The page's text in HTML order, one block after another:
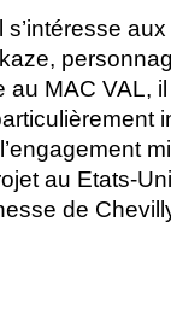
au MAC VAL,
au Etats-
de